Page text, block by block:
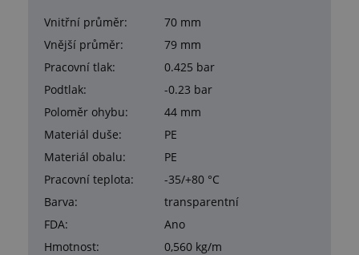
Vnitřní průměr:
70 mm
Vnější průměr:
79 mm
Pracovní tlak:
0.425 bar
Podtlak:
-0.23 bar
Poloměr ohybu:
44 mm
Materiál duše:
PE
Materiál obalu:
PE
Pracovní teplota:
-35/+80 °C
Barva:
transparentní
FDA:
Ano
Hmotnost:
0,560 kg/m